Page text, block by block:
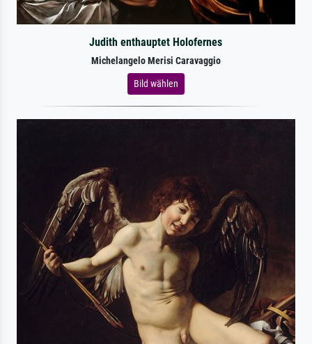
Judith enthauptet Holofernes
Michelangelo Merisi Caravaggio
Bild wählen